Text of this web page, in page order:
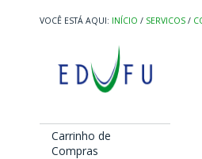
INÍCIO / SERVICOS /
Carrinho de
Compras